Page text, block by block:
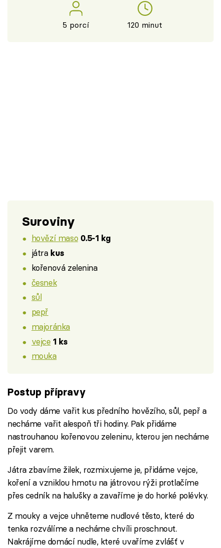
5 porcí 120 minut
Suroviny
hovězí maso 0.5-1 kg
játra kus
kořenová zelenina
česnek
sůl
pepř
majoránka
vejce 1 ks
mouka
Postup přípravy
Do vody dáme vařit kus předního hovězího, sůl, pepř a
necháme vařit alespoň tři hodiny. Pak přidáme
nastrouhanou kořenovou zeleninu, kterou jen necháme
přejit varem.
Játra zbavíme žilek, rozmixujeme je, přidáme vejce,
koření a vzniklou hmotu na játrovou rýži protlačíme
přes cedník na halušky a zavaříme je do horké polévky.
Z mouky a vejce uhněteme nudlové těsto, které do
tenka rozválíme a necháme chvíli proschnout.
Nakrájíme domácí nudle, které uvaříme zvlášť v